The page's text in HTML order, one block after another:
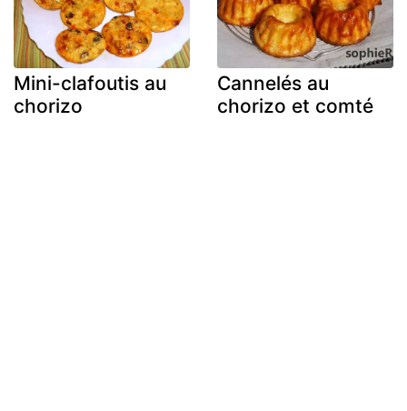
Mini-clafoutis au
chorizo
Cannelés au
chorizo et comté